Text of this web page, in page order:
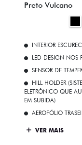
Preto Vulcano
INTERIOR
LED DESIGN NOS
SENSOR DE
HILL HOLDER
ELETRÔNICO QUE
EM SUBIDA)
AEROFÓLIO
VER MAIS